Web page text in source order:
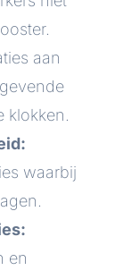
aan
klokken.
waarbij
en